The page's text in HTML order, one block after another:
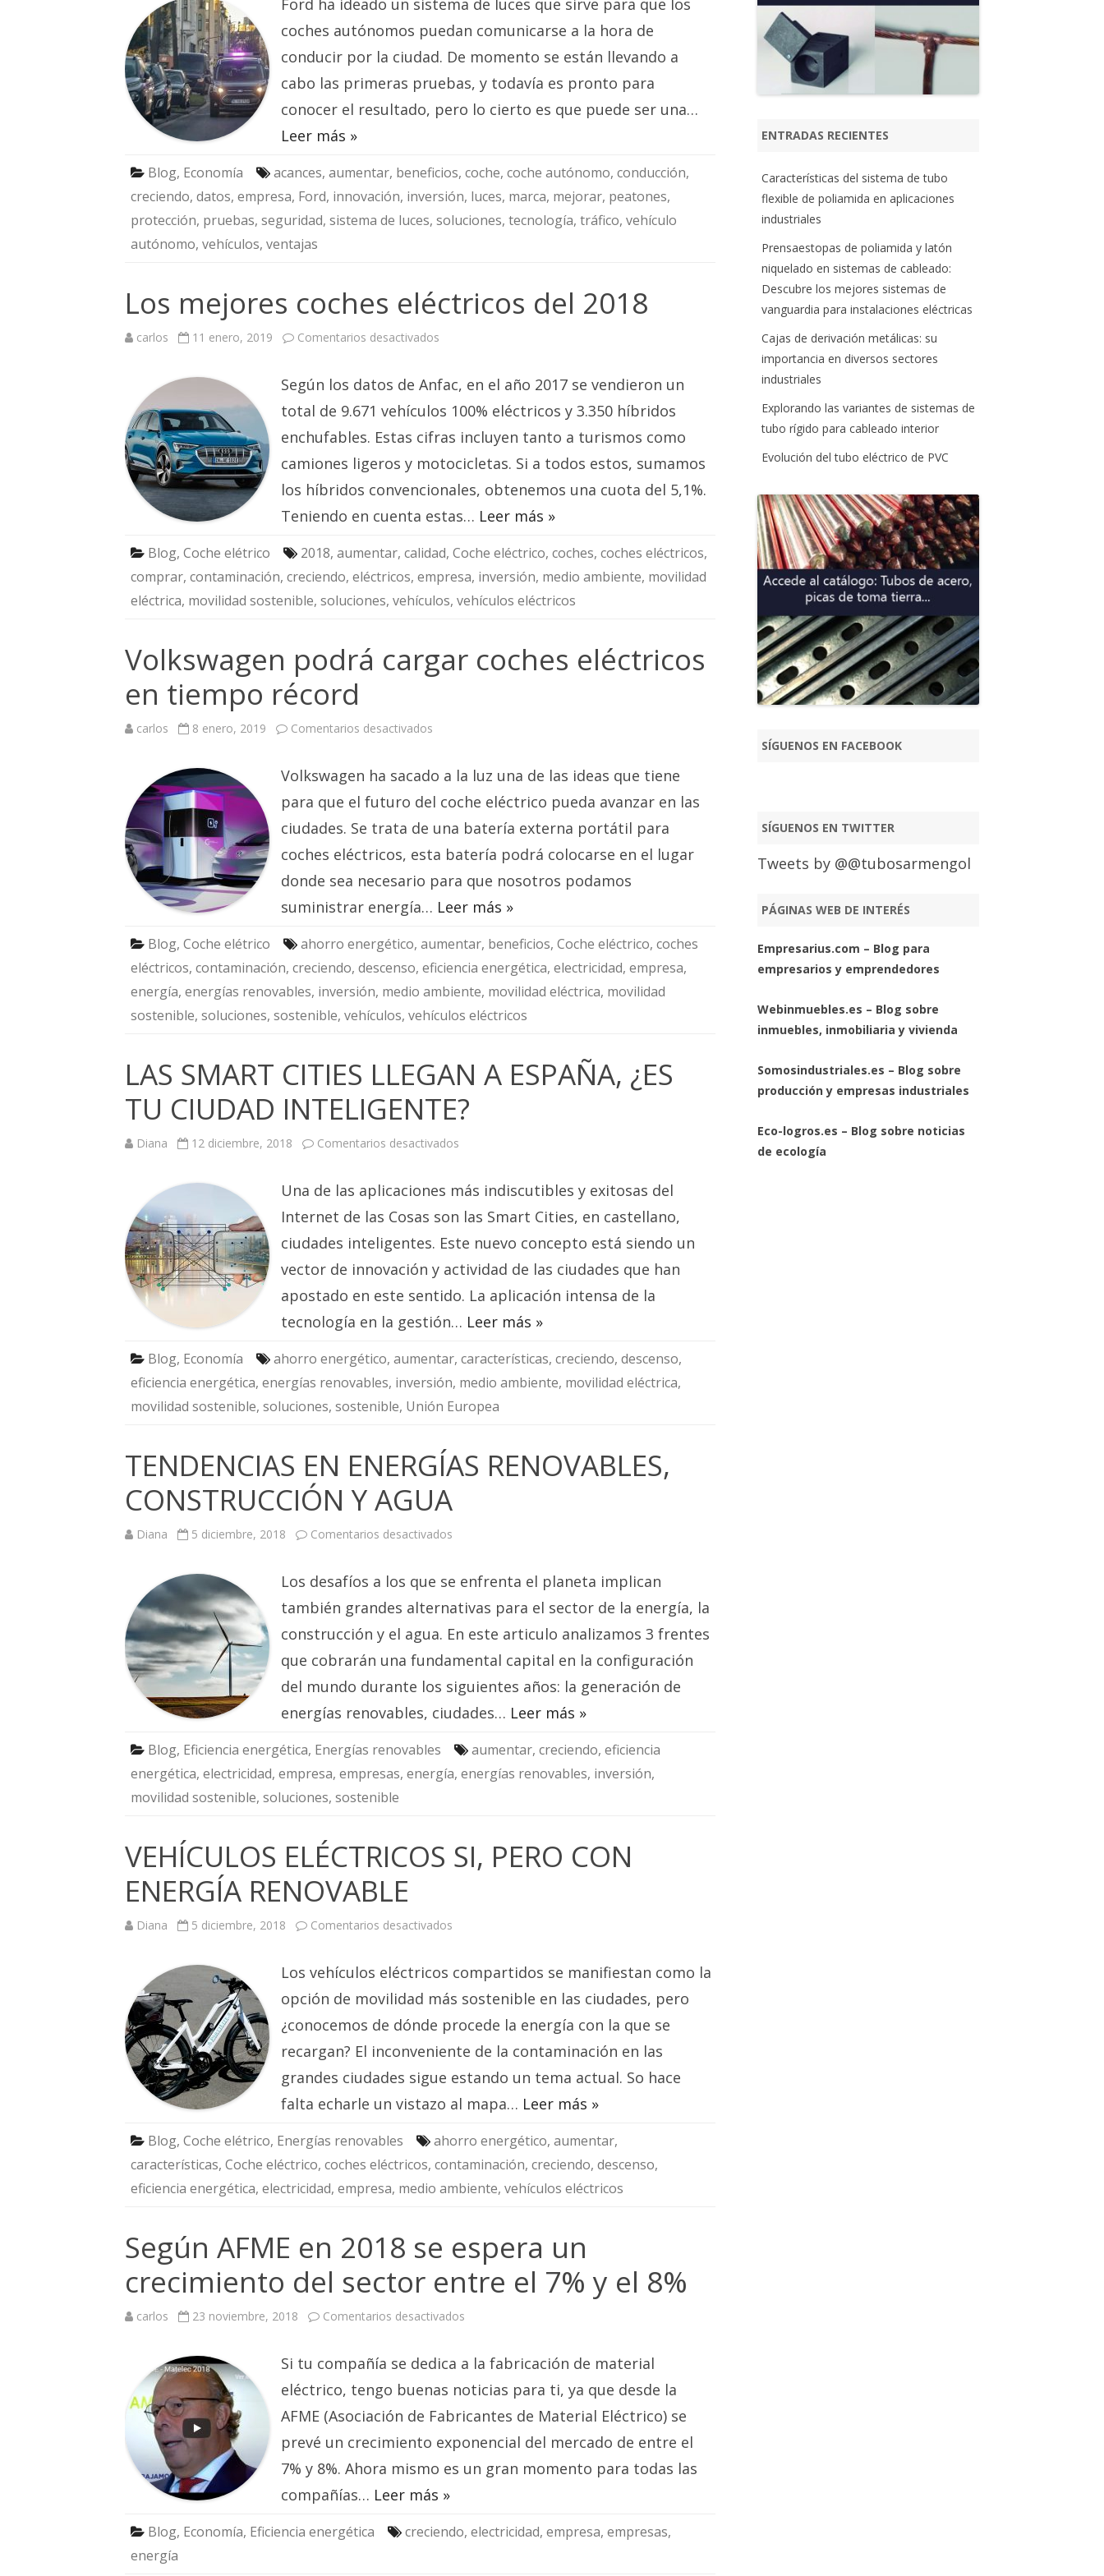
comunicación
entre
coches
autónomos
Ford ha ideado un sistema de luces que sirve para que los
coches autónomos puedan comunicarse a la hora de
conducir por la ciudad. De momento se están llevando a
cabo las primeras pruebas, y todavía es pronto para
conocer el resultado, pero lo cierto es que puede ser una…
Leer más »
Blog, Economía acances, aumentar, beneficios, coche, coche autónomo, conducción,
creciendo, datos, empresa, Ford, innovación, inversión, luces, marca, mejorar, peatones,
protección, pruebas, seguridad, sistema de luces, soluciones, tecnología, tráfico, vehículo
autónomo, vehículos, ventajas
Los mejores coches eléctricos del 2018
carlos 11 enero, 2019 Comentarios desactivados
eléctricos
del
2018
Según los datos de Anfac, en el año 2017 se vendieron un
total de 9.671 vehículos 100% eléctricos y 3.350 híbridos
enchufables. Estas cifras incluyen tanto a turismos como
camiones ligeros y motocicletas. Si a todos estos, sumamos
los híbridos convencionales, obtenemos una cuota del 5,1%.
Teniendo en cuenta estas… Leer más »
Blog, Coche elétrico 2018, aumentar, calidad, Coche eléctrico, coches, coches eléctricos,
comprar, contaminación, creciendo, eléctricos, empresa, inversión, medio ambiente, movilidad
eléctrica, movilidad sostenible, soluciones, vehículos, vehículos eléctricos
Volkswagen podrá cargar coches eléctricos
en tiempo récord
carlos 8 enero, 2019 Comentarios desactivados
coches
eléctricos
en
tiempo
récord
Volkswagen ha sacado a la luz una de las ideas que tiene
para que el futuro del coche eléctrico pueda avanzar en las
ciudades. Se trata de una batería externa portátil para
coches eléctricos, esta batería podrá colocarse en el lugar
donde sea necesario para que nosotros podamos
suministrar energía… Leer más »
Blog, Coche elétrico ahorro energético, aumentar, beneficios, Coche eléctrico, coches
eléctricos, contaminación, creciendo, descenso, eficiencia energética, electricidad, empresa,
energía, energías renovables, inversión, medio ambiente, movilidad eléctrica, movilidad
sostenible, soluciones, sostenible, vehículos, vehículos eléctricos
LAS SMART CITIES LLEGAN A ESPAÑA, ¿ES
TU CIUDAD INTELIGENTE?
Diana 12 diciembre, 2018 Comentarios desactivados
LLEGAN
A
ESPAÑA,
¿ES
CIUDAD
Una de las aplicaciones más indiscutibles y exitosas del
Internet de las Cosas son las Smart Cities, en castellano,
ciudades inteligentes. Este nuevo concepto está siendo un
vector de innovación y actividad de las ciudades que han
apostado en este sentido. La aplicación intensa de la
tecnología en la gestión… Leer más »
Blog, Economía ahorro energético, aumentar, características, creciendo, descenso,
eficiencia energética, energías renovables, inversión, medio ambiente, movilidad eléctrica,
movilidad sostenible, soluciones, sostenible, Unión Europea
TENDENCIAS EN ENERGÍAS RENOVABLES,
CONSTRUCCIÓN Y AGUA
Diana 5 diciembre, 2018 Comentarios desactivados
RENOVABLES,
CONSTRUCCIÓN
Y
AGUA
Los desafíos a los que se enfrenta el planeta implican
también grandes alternativas para el sector de la energía, la
construcción y el agua. En este articulo analizamos 3 frentes
que cobrarán una fundamental capital en la configuración
del mundo durante los siguientes años: la generación de
energías renovables, ciudades… Leer más »
Blog, Eficiencia energética, Energías renovables aumentar, creciendo, eficiencia
energética, electricidad, empresa, empresas, energía, energías renovables, inversión,
movilidad sostenible, soluciones, sostenible
VEHÍCULOS ELÉCTRICOS SI, PERO CON
ENERGÍA RENOVABLE
Diana 5 diciembre, 2018 Comentarios desactivados
PERO
CON
ENERGÍA
RENOVABLE
Los vehículos eléctricos compartidos se manifiestan como la
opción de movilidad más sostenible en las ciudades, pero
¿conocemos de dónde procede la energía con la que se
recargan? El inconveniente de la contaminación en las
grandes ciudades sigue estando un tema actual. So hace
falta echarle un vistazo al mapa… Leer más »
Blog, Coche elétrico, Energías renovables ahorro energético, aumentar,
características, Coche eléctrico, coches eléctricos, contaminación, creciendo, descenso,
eficiencia energética, electricidad, empresa, medio ambiente, vehículos eléctricos
Según AFME en 2018 se espera un
crecimiento del sector entre el 7% y el 8%
carlos 23 noviembre, 2018 Comentarios desactivados
2018
se
espera
un
crecimiento
del
entre
el
7%
y
Si tu compañía se dedica a la fabricación de material
eléctrico, tengo buenas noticias para ti, ya que desde la
AFME (Asociación de Fabricantes de Material Eléctrico) se
prevé un crecimiento exponencial del mercado de entre el
7% y 8%. Ahora mismo es un gran momento para todas las
compañías… Leer más »
Blog, Economía, Eficiencia energética creciendo, electricidad, empresa, empresas,
energía
ENTRADAS RECIENTES
Características del sistema de tubo
flexible de poliamida en aplicaciones
industriales
Prensaestopas de poliamida y latón
niquelado en sistemas de cableado:
Descubre los mejores sistemas de
vanguardia para instalaciones eléctricas
Cajas de derivación metálicas: su
importancia en diversos sectores
industriales
Explorando las variantes de sistemas de
tubo rígido para cableado interior
Evolución del tubo eléctrico de PVC
SÍGUENOS EN FACEBOOK
SÍGUENOS EN TWITTER
Tweets by @@tubosarmengol
PÁGINAS WEB DE INTERÉS
Empresarius.com – Blog para
empresarios y emprendedores
Webinmuebles.es – Blog sobre
inmuebles, inmobiliaria y vivienda
Somosindustriales.es – Blog sobre
producción y empresas industriales
Eco-logros.es – Blog sobre noticias
de ecología